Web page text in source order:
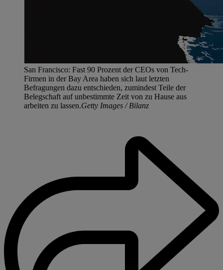
San Francisco: Fast 90 Prozent der CEOs von Tech-
Firmen in der Bay Area haben sich laut letzten
Befragungen dazu entschieden, zumindest Teile der
Belegschaft auf unbestimmte Zeit von zu Hause aus
arbeiten zu lassen.Getty Images / Bilanz